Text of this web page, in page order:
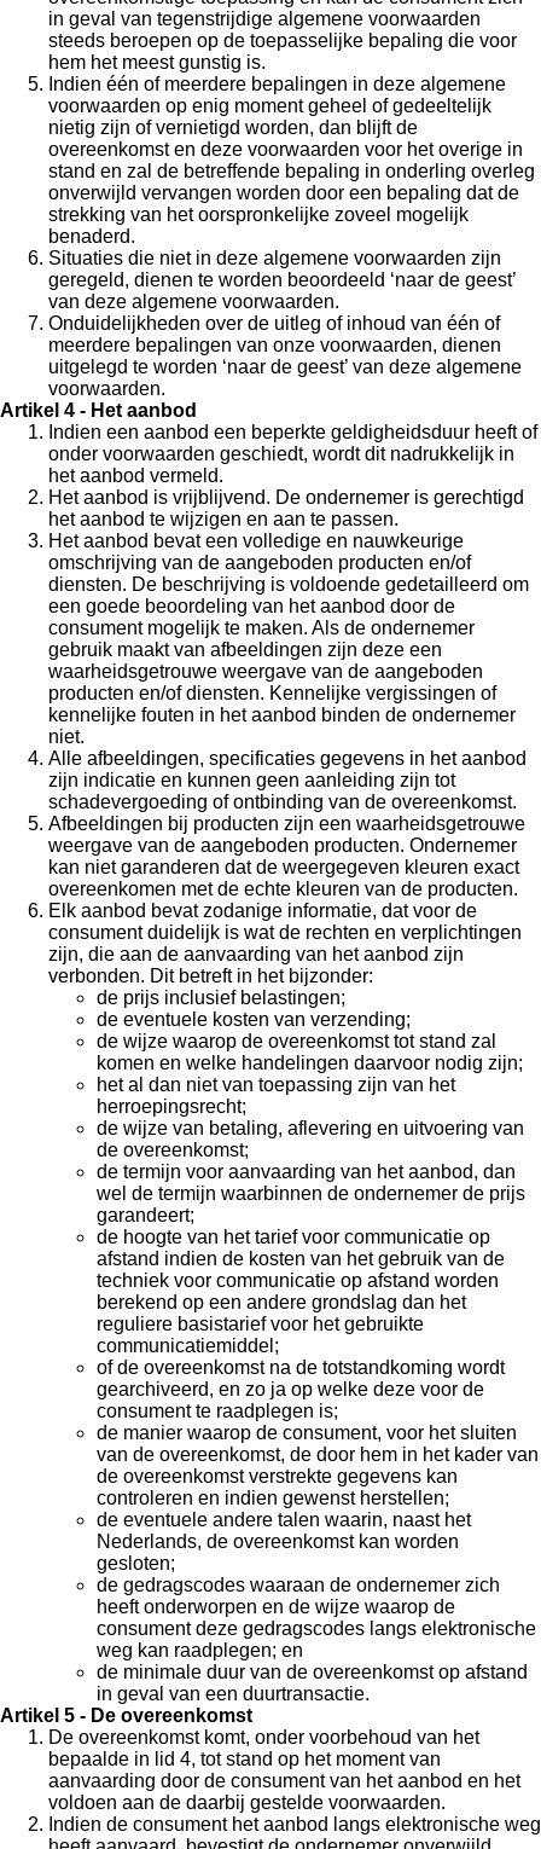
in geval van tegenstrijdige algemene voorwaarden
steeds beroepen op de toepasselijke bepaling die voor
hem het meest gunstig is.
Indien één of meerdere bepalingen in deze algemene
voorwaarden op enig moment geheel of gedeeltelijk
nietig zijn of vernietigd worden, dan blijft de
overeenkomst en deze voorwaarden voor het overige in
stand en zal de betreffende bepaling in onderling overleg
onverwijld vervangen worden door een bepaling dat de
strekking van het oorspronkelijke zoveel mogelijk
benaderd.
Situaties die niet in deze algemene voorwaarden zijn
geregeld, dienen te worden beoordeeld ‘naar de geest’
van deze algemene voorwaarden.
Onduidelijkheden over de uitleg of inhoud van één of
meerdere bepalingen van onze voorwaarden, dienen
uitgelegd te worden ‘naar de geest’ van deze algemene
voorwaarden.
Artikel 4 - Het aanbod
Indien een aanbod een beperkte geldigheidsduur heeft of
onder voorwaarden geschiedt, wordt dit nadrukkelijk in
het aanbod vermeld.
Het aanbod is vrijblijvend. De ondernemer is gerechtigd
het aanbod te wijzigen en aan te passen.
Het aanbod bevat een volledige en nauwkeurige
omschrijving van de aangeboden producten en/of
diensten. De beschrijving is voldoende gedetailleerd om
een goede beoordeling van het aanbod door de
consument mogelijk te maken. Als de ondernemer
gebruik maakt van afbeeldingen zijn deze een
waarheidsgetrouwe weergave van de aangeboden
producten en/of diensten. Kennelijke vergissingen of
kennelijke fouten in het aanbod binden de ondernemer
niet.
Alle afbeeldingen, specificaties gegevens in het aanbod
zijn indicatie en kunnen geen aanleiding zijn tot
schadevergoeding of ontbinding van de overeenkomst.
Afbeeldingen bij producten zijn een waarheidsgetrouwe
weergave van de aangeboden producten. Ondernemer
kan niet garanderen dat de weergegeven kleuren exact
overeenkomen met de echte kleuren van de producten.
Elk aanbod bevat zodanige informatie, dat voor de
consument duidelijk is wat de rechten en verplichtingen
zijn, die aan de aanvaarding van het aanbod zijn
verbonden. Dit betreft in het bijzonder:
de prijs inclusief belastingen;
de eventuele kosten van verzending;
de wijze waarop de overeenkomst tot stand zal
komen en welke handelingen daarvoor nodig zijn;
het al dan niet van toepassing zijn van het
herroepingsrecht;
de wijze van betaling, aflevering en uitvoering van
de overeenkomst;
de termijn voor aanvaarding van het aanbod, dan
wel de termijn waarbinnen de ondernemer de prijs
garandeert;
de hoogte van het tarief voor communicatie op
afstand indien de kosten van het gebruik van de
techniek voor communicatie op afstand worden
berekend op een andere grondslag dan het
reguliere basistarief voor het gebruikte
communicatiemiddel;
of de overeenkomst na de totstandkoming wordt
gearchiveerd, en zo ja op welke deze voor de
consument te raadplegen is;
de manier waarop de consument, voor het sluiten
van de overeenkomst, de door hem in het kader van
de overeenkomst verstrekte gegevens kan
controleren en indien gewenst herstellen;
de eventuele andere talen waarin, naast het
Nederlands, de overeenkomst kan worden
gesloten;
de gedragscodes waaraan de ondernemer zich
heeft onderworpen en de wijze waarop de
consument deze gedragscodes langs elektronische
weg kan raadplegen; en
de minimale duur van de overeenkomst op afstand
in geval van een duurtransactie.
Artikel 5 - De overeenkomst
De overeenkomst komt, onder voorbehoud van het
bepaalde in lid 4, tot stand op het moment van
aanvaarding door de consument van het aanbod en het
voldoen aan de daarbij gestelde voorwaarden.
Indien de consument het aanbod langs elektronische weg